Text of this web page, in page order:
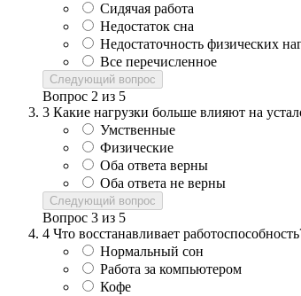
Сидячая работа
Недостаток сна
Недостаточность физических
Все перечисленное
Следующий вопрос
Вопрос 2 из 5
3 Какие нагрузки больше влияют на
Умственные
Физические
Оба ответа верны
Оба ответа не верны
Следующий вопрос
Вопрос 3 из 5
4 Что восстанавливает
Нормальный сон
Работа за компьютером
Кофе